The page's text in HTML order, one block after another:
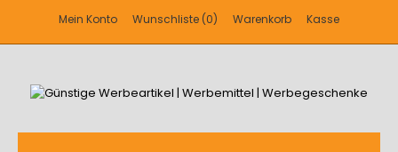
Mein Konto Wunschliste (0) Warenkorb Kasse